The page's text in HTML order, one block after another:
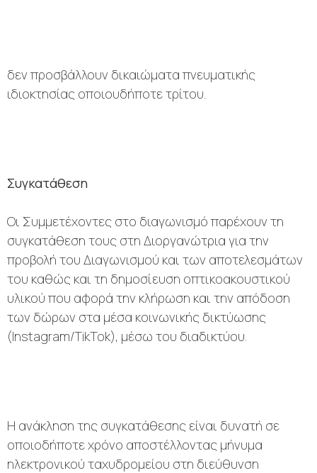
δεν προσβάλλουν δικαιώματα πνευματικής
ιδιοκτησίας οποιουδήποτε τρίτου.
Συγκατάθεση
Οι Συμμετέχοντες στο διαγωνισμό παρέχουν τη
συγκατάθεση τους στη Διοργανώτρια για την
προβολή του Διαγωνισμού και των αποτελεσμάτων
του καθώς και τη δημοσίευση οπτικοακουστικού
υλικού που αφορά την κλήρωση και την απόδοση
των δώρων στα μέσα κοινωνικής δικτύωσης
(Instagram/TikTok), μέσω του διαδικτύου.
Η ανάκληση της συγκατάθεσης είναι δυνατή σε
οποιοδήποτε χρόνο αποστέλλοντας μήνυμα
ηλεκτρονικού ταχυδρομείου στη διεύθυνση